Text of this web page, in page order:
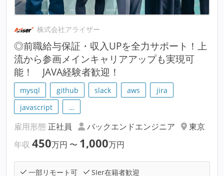
株式会社アライザー
◎前職給与保証・収入UPを全力サポート！上
流から参画メインキャリアアップも実現可
能！ JAVA経験者歓迎！
mysql github slack aws
jira
javascript
…
雇用形態 正社員 バックエンドエンジニア
東京
年収 450万円 〜 1,000万円
一部リモート可
SIer在籍者歓迎